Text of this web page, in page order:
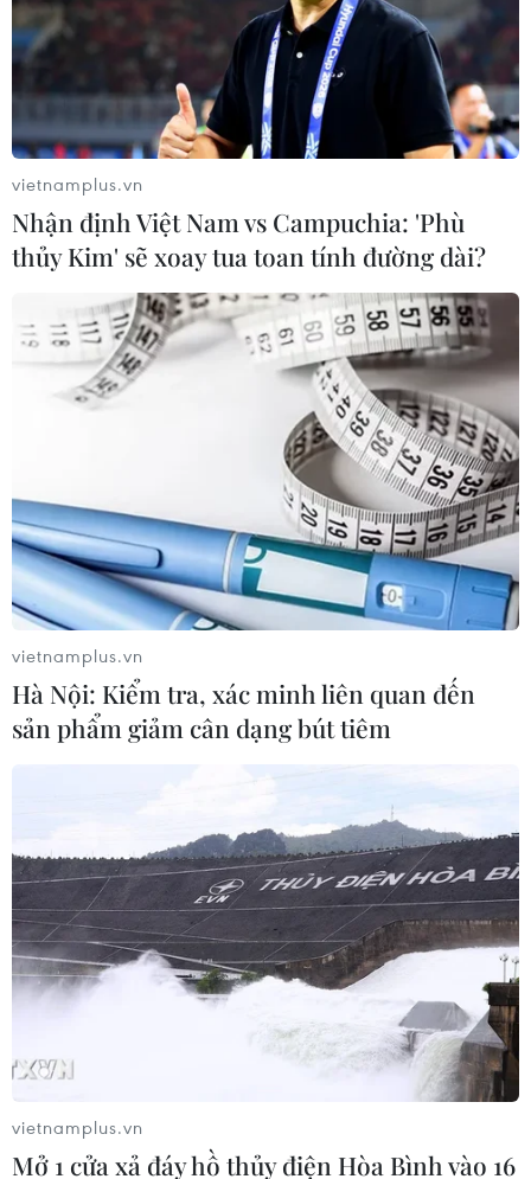
vietnamplus.vn
Nhận định Việt Nam vs Campuchia: 'Phù
thủy Kim' sẽ xoay tua toan tính đường dài?
vietnamplus.vn
Hà Nội: Kiểm tra, xác minh liên quan đến
sản phẩm giảm cân dạng bút tiêm
vietnamplus.vn
Mở 1 cửa xả đáy hồ thủy điện Hòa Bình vào 16